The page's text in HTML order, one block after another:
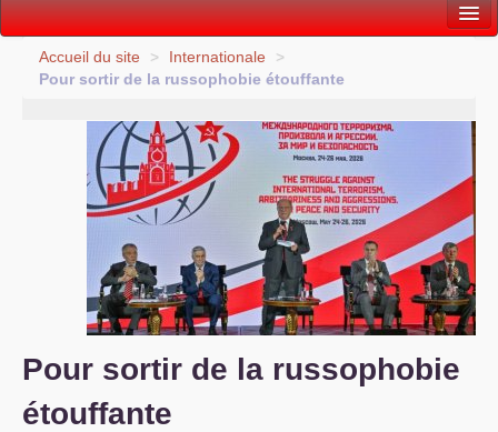
Vie politique
Internationale
S’organiser
Accueil du site > Internationale
>
Pour sortir de la russophobie étouffante
Pour sortir de la russophobie
étouffante